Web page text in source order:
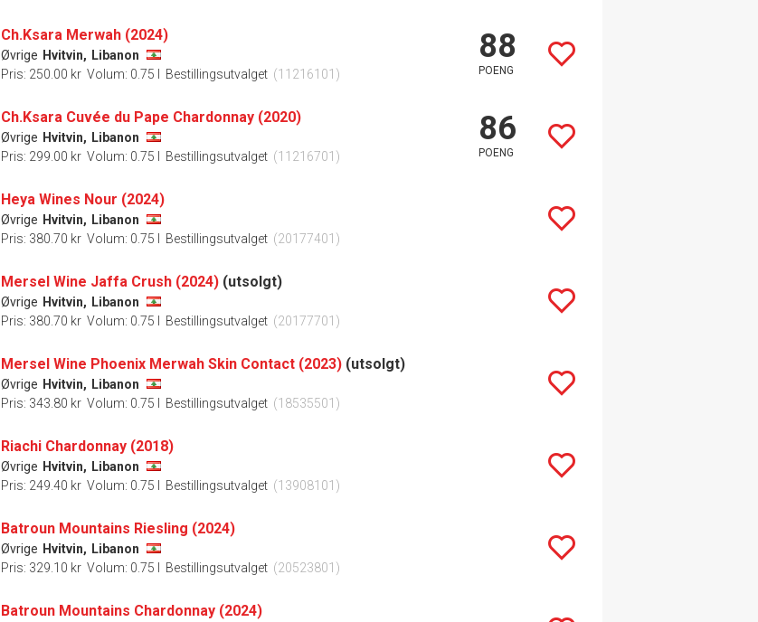
Ch.Ksara Merwah (2024)
Øvrige Hvitvin, Libanon
Pris: 250.00 kr Volum: 0.75 l Bestillingsutvalget (11216101)
88
POENG
Ch.Ksara Cuvée du Pape Chardonnay (2020)
Øvrige Hvitvin, Libanon
Pris: 299.00 kr Volum: 0.75 l Bestillingsutvalget (11216701)
86
POENG
Heya Wines Nour (2024)
Øvrige Hvitvin, Libanon
Pris: 380.70 kr Volum: 0.75 l Bestillingsutvalget (20177401)
Mersel Wine Jaffa Crush (2024) (utsolgt)
Øvrige Hvitvin, Libanon
Pris: 380.70 kr Volum: 0.75 l Bestillingsutvalget (20177701)
Mersel Wine Phoenix Merwah Skin Contact (2023) (utsolgt)
Øvrige Hvitvin, Libanon
Pris: 343.80 kr Volum: 0.75 l Bestillingsutvalget (18535501)
Riachi Chardonnay (2018)
Øvrige Hvitvin, Libanon
Pris: 249.40 kr Volum: 0.75 l Bestillingsutvalget (13908101)
Batroun Mountains Riesling (2024)
Øvrige Hvitvin, Libanon
Pris: 329.10 kr Volum: 0.75 l Bestillingsutvalget (20523801)
Batroun Mountains Chardonnay (2024)